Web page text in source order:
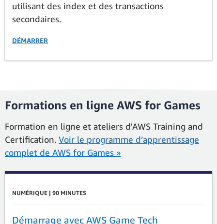
utilisant des index et des transactions
secondaires.
DÉMARRER
Formations en ligne AWS for Games
Formation en ligne et ateliers d'AWS Training and
Certification. Voir le programme d’apprentissage
complet de AWS for Games »
NUMÉRIQUE | 90 MINUTES
Démarrage avec AWS Game Tech